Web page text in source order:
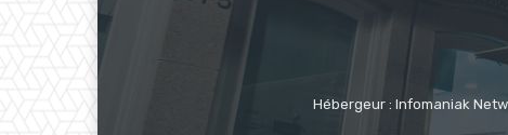
Hébergeur : Infomaniak